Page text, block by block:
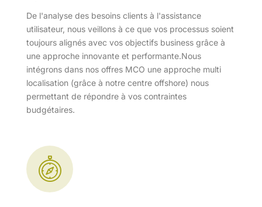
De l'analyse des besoins clients à l'assistance
utilisateur, nous veillons à ce que vos processus soient
toujours alignés avec vos objectifs business grâce à
une approche innovante et performante.​ Nous
intégrons dans nos offres MCO une approche multi
localisation (grâce à notre centre offshore) nous
permettant de répondre à vos contraintes
budgétaires.